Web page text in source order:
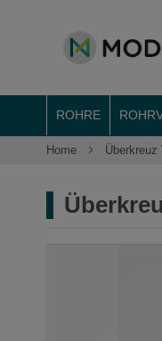
ROHRE
Home Überkreuz